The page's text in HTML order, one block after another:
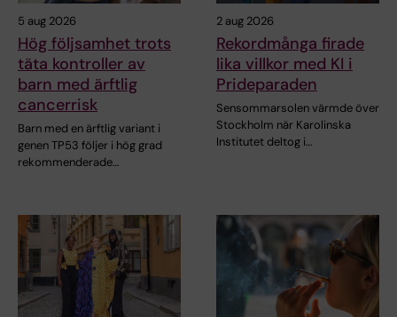
5 aug 2026
Hög följsamhet trots
täta kontroller av
barn med ärftlig
cancerrisk
Barn med en ärftlig variant i
genen TP53 följer i hög grad
rekommenderade…
2 aug 2026
Rekordmånga firade
lika villkor med KI i
Prideparaden
Sensommarsolen värmde över
Stockholm när Karolinska
Institutet deltog i…